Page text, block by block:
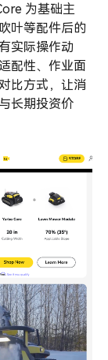
为基础主
叶等配件后的
实际操作动
配性、作业面
比方式，让消
长期投资价